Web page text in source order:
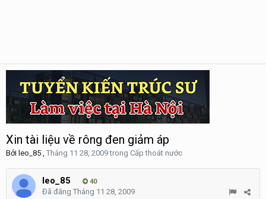
Xin tài liệu về rông đen giảm áp
Bởi leo_85 , Tháng 11 28, 2009trong Cấp thoát nước
leo_85 40
Đã đăng Tháng 11 28, 2009